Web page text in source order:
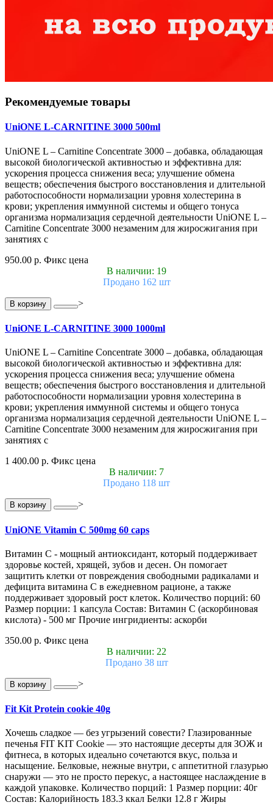
Рекомендуемые товары
UniONE L-CARNITINE 3000 500ml
UniONE L – Carnitine Concentrate 3000 – добавка, обладающая
высокой биологической активностью и эффективна для:
ускорения процесса снижения веса; улучшение обмена
веществ; обеспечения быстрого восстановления и длительной
работоспособности нормализации уровня холестерина в
крови; укрепления иммунной системы и общего тонуса
организма нормализация сердечной деятельности UniONE L –
Carnitine Concentrate 3000 незаменим для жиросжигания при
занятиях с
950.00 р. Фикс цена
В наличии: 19
Продано 162 шт
В корзину >
UniONE L-CARNITINE 3000 1000ml
UniONE L – Carnitine Concentrate 3000 – добавка, обладающая
высокой биологической активностью и эффективна для:
ускорения процесса снижения веса; улучшение обмена
веществ; обеспечения быстрого восстановления и длительной
работоспособности нормализации уровня холестерина в
крови; укрепления иммунной системы и общего тонуса
организма нормализация сердечной деятельности UniONE L –
Carnitine Concentrate 3000 незаменим для жиросжигания при
занятиях с
1 400.00 р. Фикс цена
В наличии: 7
Продано 118 шт
В корзину >
UniONE Vitamin С 500mg 60 caps
Витамин С - мощный антиоксидант, который поддерживает
здоровье костей, хрящей, зубов и десен. Он помогает
защитить клетки от повреждения свободными радикалами и
дефицита витамина С в ежедневном рационе, а также
поддерживает здоровый рост клеток. Количество порций: 60
Размер порции: 1 капсула Состав: Витамин С (аскорбиновая
кислота) - 500 мг Прочие ингридиенты: аскорби
350.00 р. Фикс цена
В наличии: 22
Продано 38 шт
В корзину >
Fit Kit Protein cookie 40g
Хочешь сладкое — без угрызений совести? Глазированные
печенья FIT KIT Cookie — это настоящие десерты для ЗОЖ и
фитнеса, в которых идеально сочетаются вкус, польза и
насыщение. Белковые, нежные внутри, с аппетитной глазурью
снаружи — это не просто перекус, а настоящее наслаждение в
каждой упаковке. Количество порций: 1 Размер порции: 40г
Состав: Калорийность 183.3 ккал Белки 12.8 г Жиры